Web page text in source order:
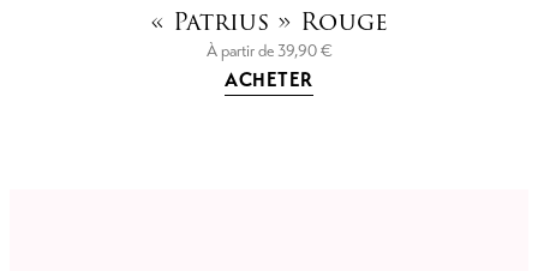
« Patrius » Rouge
À partir de 39,90€
ACHETER